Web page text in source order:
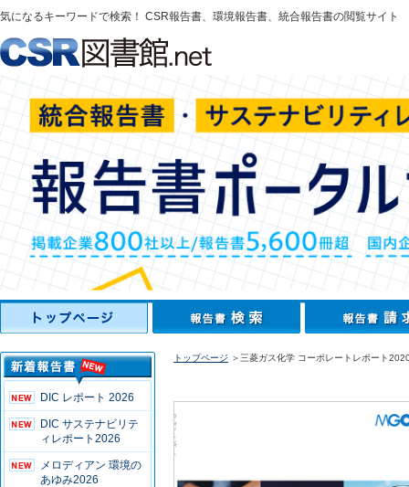
気になるキーワードで検索！ CSR報告書、環境報告書、統合報告書の閲覧サイト
DIC レポート 2026
DIC サステナビリテ
ィレポート2026
メロディアン 環境の
あゆみ2026
トップページ ＞三菱ガス化学 コーポレートレポート